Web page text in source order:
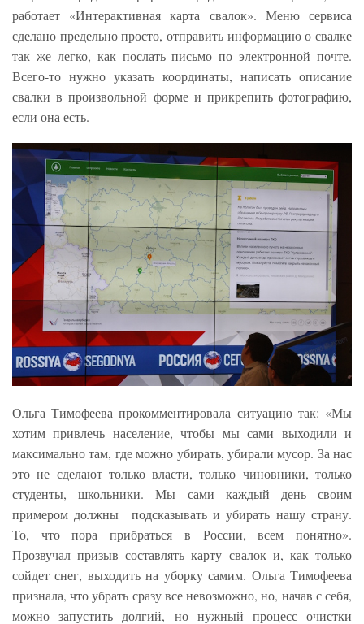
работает «Интерактивная карта свалок». Меню сервиса
сделано предельно просто, отправить информацию о свалке
так же легко, как послать письмо по электронной почте.
Всего-то нужно указать координаты, написать описание
свалки в произвольной форме и прикрепить фотографию,
если она есть.
Ольга Тимофеева прокомментировала ситуацию так: «Мы
хотим привлечь население, чтобы мы сами выходили и
максимально там, где можно убирать, убирали мусор. За нас
это не сделают только власти, только чиновники, только
студенты, школьники. Мы сами каждый день своим
примером должны подсказывать и убирать нашу страну.
То, что пора прибраться в России, всем понятно».
Прозвучал призыв составлять карту свалок и, как только
сойдет снег, выходить на уборку самим. Ольга Тимофеева
признала, что убрать сразу все невозможно, но, начав с себя,
можно запустить долгий, но нужный процесс очистки